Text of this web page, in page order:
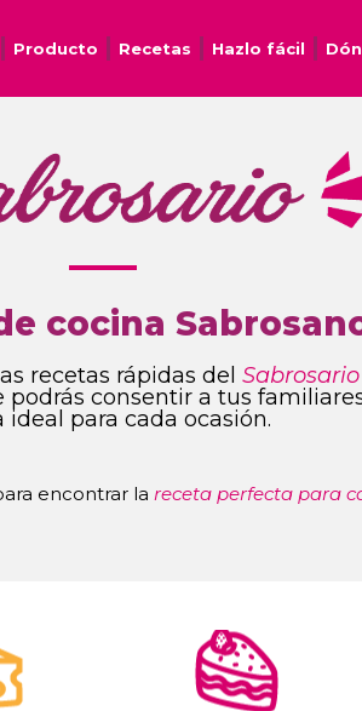
Producto Recetas Hazlo fácil
cocina
recetas rápidas del
consentir a tus
ideal para cada ocasión.
encontrar la receta perfecta para
Tipo de Platillo